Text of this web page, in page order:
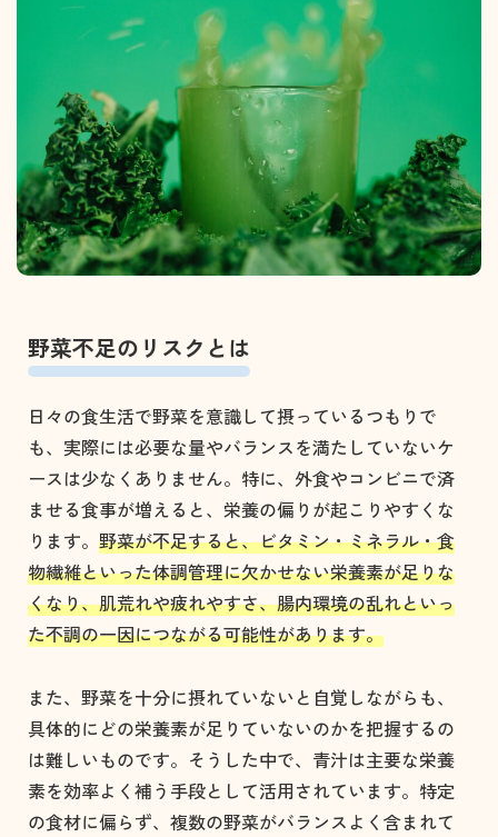
野菜不足のリスクとは
日々の食生活で野菜を意識して摂っているつもりで
も、実際には必要な量やバランスを満たしていないケ
ースは少なくありません。特に、外食やコンビニで済
ませる食事が増えると、栄養の偏りが起こりやすくな
ります。 野菜が不足すると、ビタミン・ミネラル・食
物繊維といった体調管理に欠かせない栄養素が足りな
くなり、肌荒れや疲れやすさ、腸内環境の乱れといっ
た不調の一因につながる可能性があります。
また、野菜を十分に摂れていないと自覚しながらも、
具体的にどの栄養素が足りていないのかを把握するの
は難しいものです。そうした中で、青汁は主要な栄養
素を効率よく補う手段として活用されています。特定
の食材に偏らず、複数の野菜がバランスよく含まれて